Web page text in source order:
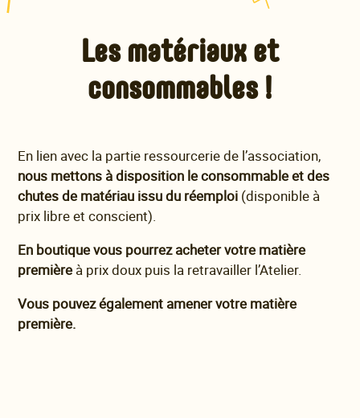
Les matériaux et
consommables !
En lien avec la partie ressourcerie de l’association,
nous mettons à disposition le consommable et des
chutes de matériau issu du réemploi (disponible à
prix libre et conscient).
En boutique vous pourrez acheter votre matière
première à prix doux puis la retravailler l’Atelier.
Vous pouvez également amener votre matière
première.